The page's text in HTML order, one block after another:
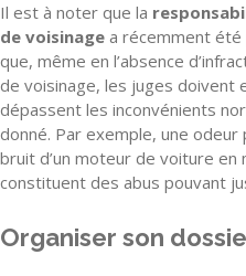
Il est à noter que la
de voisinage a récemment été
que, même en l’absence
de voisinage, les juges doivent
dépassent les inconvénients
donné. Par exemple, une
bruit d’un moteur de voiture
constituent des abus pouvant
Organiser son